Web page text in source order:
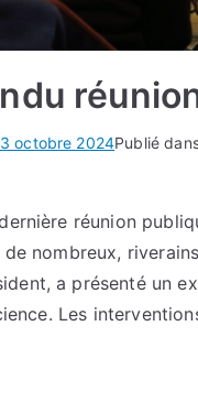
octobre 2024Publié
réunion
nombreux,
a présenté un
Les